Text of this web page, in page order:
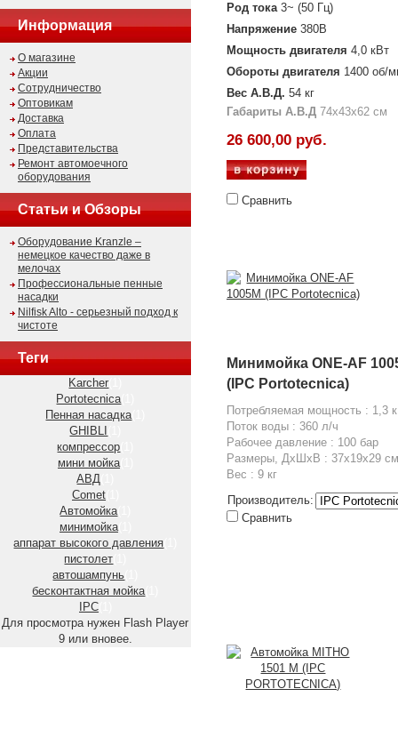
Информация
О магазине
Акции
Сотрудничество
Оптовикам
Доставка
Оплата
Представительства
Ремонт автомоечного
оборудования
Статьи и Обзоры
Оборудование Kranzle –
немецкое качество даже в
мелочах
Профессиональные пенные
насадки
Nilfisk Alto - серьезный подход к
чистоте
Теги
Karcher
Portotecnica(1)
Пенная насадка(1)
GHIBLI
компрессор
мини мойка(1)
АВД
Comet
Автомойка(1)
минимойка(1)
аппарат высокого давления
пистолет
автошампунь
бесконтактная мойка(1)
IPC
Для просмотра нужен Flash Player
9 или вновее.
Род тока 3~ (50 Гц)
Напряжение 380В
Мощность двигателя 4,0 кВт
Обороты двигателя 1400 об/
Вес А.В.Д. 54 кг
Габариты А.В.Д 74х43х62 см
26 600,00 руб.
Сравнить
Минимойка ONE-AF
(IPC Portotecnica)
Потребляемая мощность : 1,3
Поток воды : 360 л/ч
Рабочее давление : 100 бар
Размеры, ДхШхВ : 37x19x29 см
Вес : 9 кг
Производитель:
Сравнить